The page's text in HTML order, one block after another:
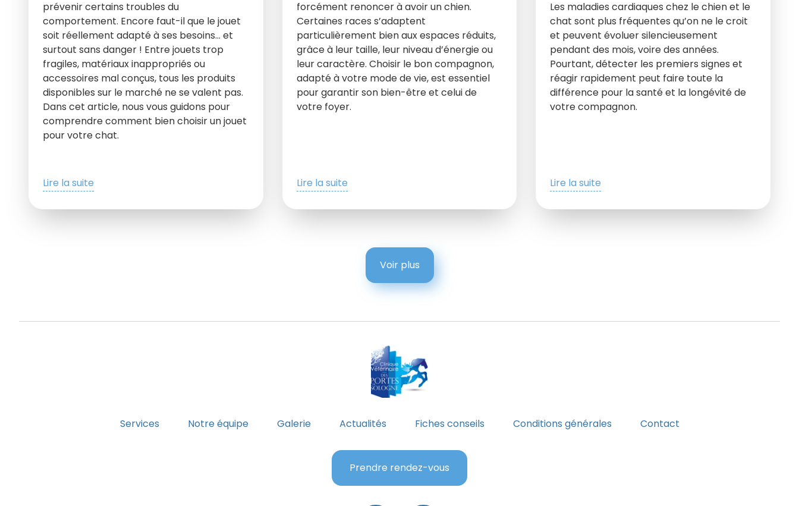
prévenir certains troubles du
comportement. Encore faut-il que le jouet
soit réellement adapté à ses besoins… et
surtout sans danger ! Entre jouets trop
fragiles, matériaux inappropriés ou
accessoires mal conçus, tous les produits
disponibles sur le marché ne se valent pas.
Dans cet article, nous vous guidons pour
comprendre comment bien choisir un jouet
pour votre chat.
Lire la suite
forcément renoncer à avoir un chien.
Certaines races s’adaptent
particulièrement bien aux espaces réduits,
grâce à leur taille, leur niveau d’énergie ou
leur caractère. Choisir le bon compagnon,
adapté à votre mode de vie, est essentiel
pour garantir son bien-être et celui de
votre foyer.
Lire la suite
Les maladies cardiaques chez le chien et le
chat sont plus fréquentes qu’on ne le croit
et peuvent évoluer silencieusement
pendant des mois, voire des années.
Pourtant, détecter les premiers signes et
réagir rapidement peut faire toute la
différence pour la santé et la longévité de
votre compagnon.
Lire la suite
Voir plus
Services Notre équipe Galerie Actualités Fiches conseils Conditions générales Contact
Prendre rendez-vous